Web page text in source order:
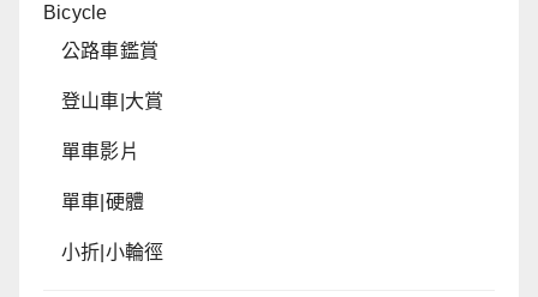
Bicycle
公路車鑑賞
登山車|大賞
單車影片
單車|硬體
小折|小輪徑